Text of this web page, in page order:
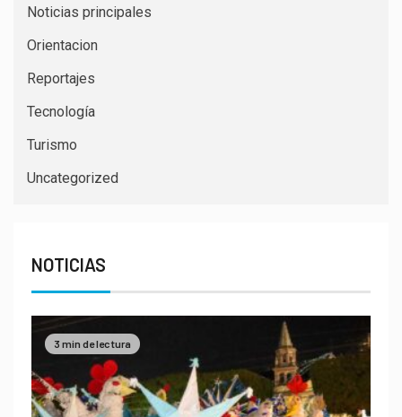
Noticias principales
Orientacion
Reportajes
Tecnología
Turismo
Uncategorized
NOTICIAS
3 min de lectura